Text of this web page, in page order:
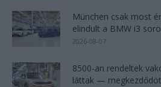
München csak most
elindult a BMW i3
2026-08-07
8500-an rendeltek
láttak —